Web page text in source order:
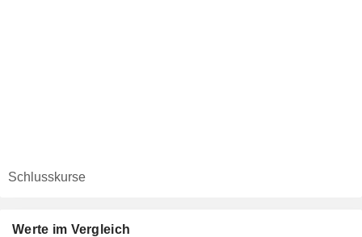
Schlusskurse
Werte im Vergleich